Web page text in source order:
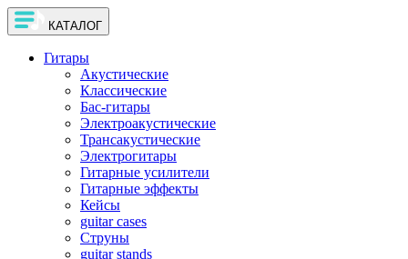
КАТАЛОГ
Гитары
Акустические
Классические
Бас-гитары
Электроакустические
Трансакустические
Электрогитары
Гитарные усилители
Гитарные эффекты
Кейсы
guitar cases
Струны
guitar stands